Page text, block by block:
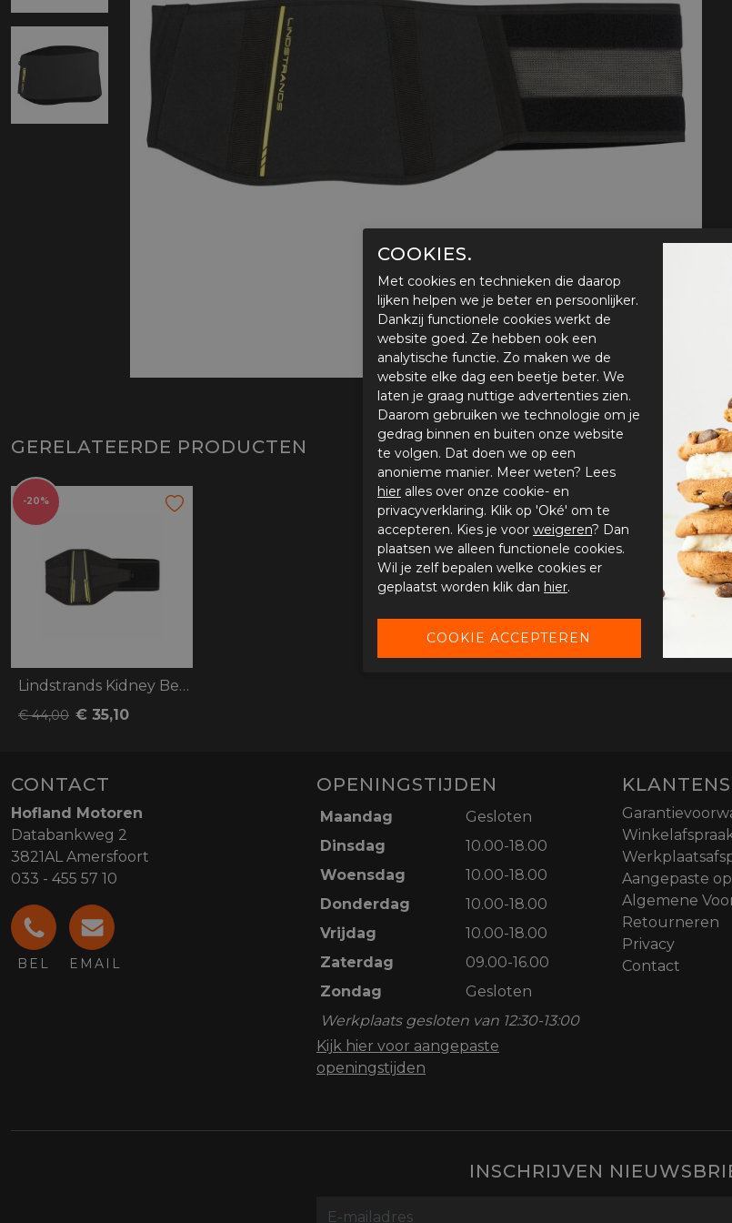
Airbags
handschoenen
handschoenen
Verwarmde
handschoenen
GERELATEERDE PRODUCTEN
-20%
Lindstrands Kidney Belt Stalon
€ 44,00 € 35,10
CONTACT
Hofland Motoren
Databankweg 2
3821AL Amersfoort
033 - 455 57 10
BEL EMAIL
OPENINGSTIJDEN
Maandag
Gesloten
Dinsdag
10.00-18.00
Woensdag
10.00-18.00
Donderdag
10.00-18.00
Vrijdag
10.00-18.00
Zaterdag
09.00-16.00
Zondag
Gesloten
Werkplaats gesloten van 12:30-13:00
Kijk hier voor aangepaste
openingstijden
Aangepaste
Algemene
Retourneren
Privacy
Contact
INSCHRIJVEN
COOKIES.
Met cookies en technieken die daarop
lijken helpen we je beter en persoonlijker.
Dankzij functionele cookies werkt de
website goed. Ze hebben ook een
analytische functie. Zo maken we de
website elke dag een beetje beter. We
laten je graag nuttige advertenties zien.
Daarom gebruiken we technologie om je
gedrag binnen en buiten onze website
te volgen. Dat doen we op een
anonieme manier. Meer weten? Lees
hier alles over onze cookie- en
privacyverklaring. Klik op 'Oké' om te
accepteren. Kies je voor weigeren? Dan
plaatsen we alleen functionele cookies.
Wil je zelf bepalen welke cookies er
geplaatst worden klik dan hier.